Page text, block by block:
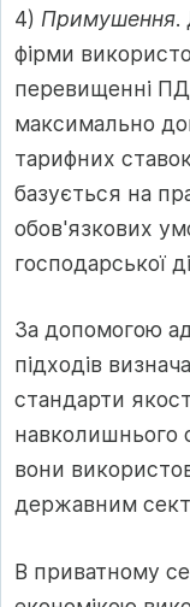
4) Примушення.
фірми
перевищенні
максимально
тарифних
базується на
обов'язкових
господарської
За допомогою
підходів
стандарти
навколишнього
вони
державним
В приватному